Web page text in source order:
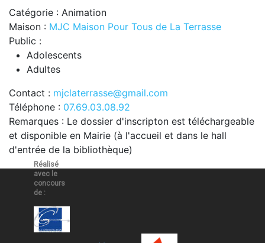
Catégorie : Animation
Maison : MJC Maison Pour Tous de La Terrasse
Public :
Adolescents
Adultes
Contact : mjclaterrasse@gmail.com
Téléphone : 07.69.03.08.92
Remarques : Le dossier d'inscripton est téléchargeable
et disponible en Mairie (à l'accueil et dans le hall
d'entrée de la bibliothèque)
Réalisé
avec le
concours
de :